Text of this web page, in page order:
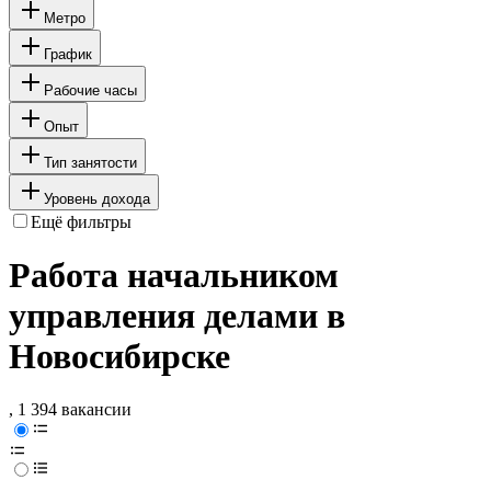
Метро
График
Рабочие часы
Опыт
Тип занятости
Уровень дохода
Ещё фильтры
Работа начальником
управления делами в
Новосибирске
, 1 394 вакансии